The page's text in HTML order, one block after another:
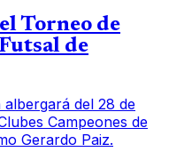
Torneo de
de
del 28 de
Campeones de
Gerardo Paiz.